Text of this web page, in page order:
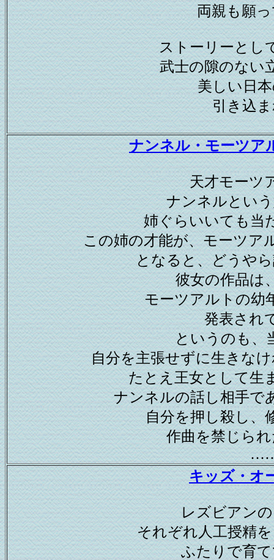
両親も願
ストーリーとし
武士の隙のない
美しい日
引き込
ナンネル・モーツ
天才モーツ
ナンネルとい
姉ぐらいいても当
この姉の才能が、モーツア
となると、どうや
彼女の作品は
モーツアルトの幼
発表され
というのも、
自分を主張せずに生きな
たとえ王女として生
ナンネルの話し相手で
自分を押し殺し、
作曲を禁じら
キッズ・オ
レズビアン
それぞれ人工授精
ふたりで育